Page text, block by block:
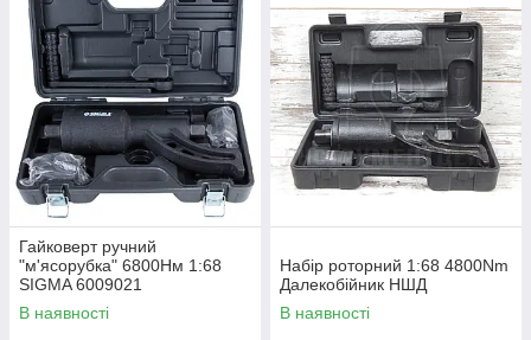
Гайковерт ручний
"м'ясорубка" 6800Нм 1:68
SIGMA 6009021
В наявності
Набір роторний 1:68 4800Nm
Далекобійник НШД
В наявності